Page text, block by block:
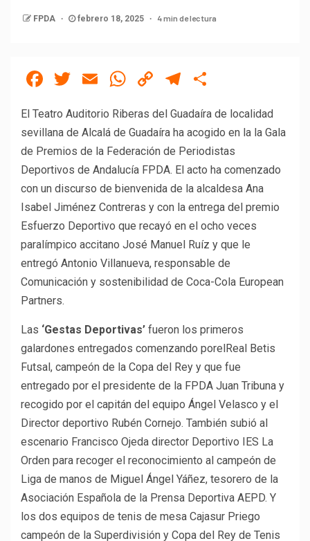
FPDA febrero 18, 2025 4 min de lectura
Facebook
Twitter
EmailWhatsApp
CopyTelegram
El Teatro Auditorio Riberas del Guadaíra de localidad
sevillana de Alcalá de Guadaíra ha acogido en la la Gala
de Premios de la Federación de Periodistas
Deportivos de Andalucía FPDA. El acto ha comenzado
con un discurso de bienvenida de la alcaldesa Ana
Isabel Jiménez Contreras y con la entrega del premio
Esfuerzo Deportivo que recayó en el ocho veces
paralímpico accitano José Manuel Ruíz y que le
entregó Antonio Villanueva, responsable de
Comunicación y sostenibilidad de Coca-Cola European
Partners.
Las ‘Gestas Deportivas’ fueron los primeros
galardones entregados comenzando porelReal Betis
Futsal, campeón de la Copa del Rey y que fue
entregado por el presidente de la FPDA Juan Tribuna y
recogido por el capitán del equipo Ángel Velasco y el
Director deportivo Rubén Cornejo. También subió al
escenario Francisco Ojeda director Deportivo IES La
Orden para recoger el reconocimiento al campeón de
Liga de manos de Miguel Ángel Yáñez, tesorero de la
Asociación Española de la Prensa Deportiva AEPD. Y
los dos equipos de tenis de mesa Cajasur Priego
campeón de la Superdivisión y Copa del Rey de Tenis